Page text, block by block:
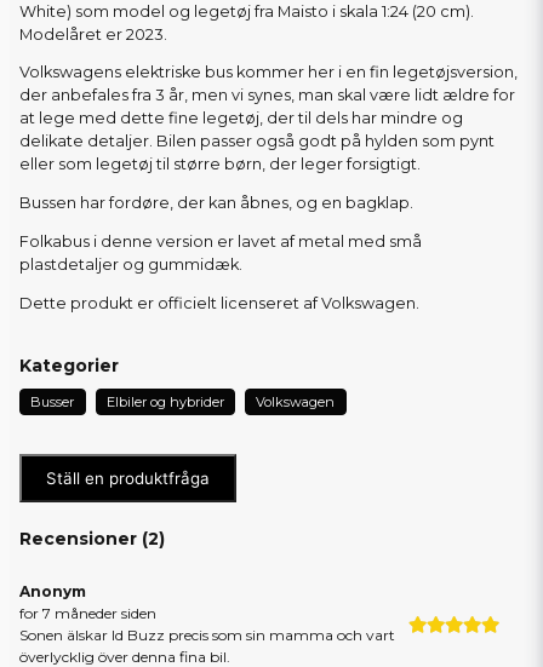
White) som model og legetøj fra Maisto i skala 1:24 (20 cm).
Modelåret er 2023.
Volkswagens elektriske bus kommer her i en fin legetøjsversion,
der anbefales fra 3 år, men vi synes, man skal være lidt ældre for
at lege med dette fine legetøj, der til dels har mindre og
delikate detaljer. Bilen passer også godt på hylden som pynt
eller som legetøj til større børn, der leger forsigtigt.
Bussen har fordøre, der kan åbnes, og en bagklap.
Folkabus i denne version er lavet af metal med små
plastdetaljer og gummidæk.
Dette produkt er officielt licenseret af Volkswagen.
Kategorier
Busser Elbiler og hybrider Volkswagen
Ställ en produktfråga
Recensioner (2)
Anonym
for 7 måneder siden
Sonen älskar Id Buzz precis som sin mamma och vart
överlycklig över denna fina bil.